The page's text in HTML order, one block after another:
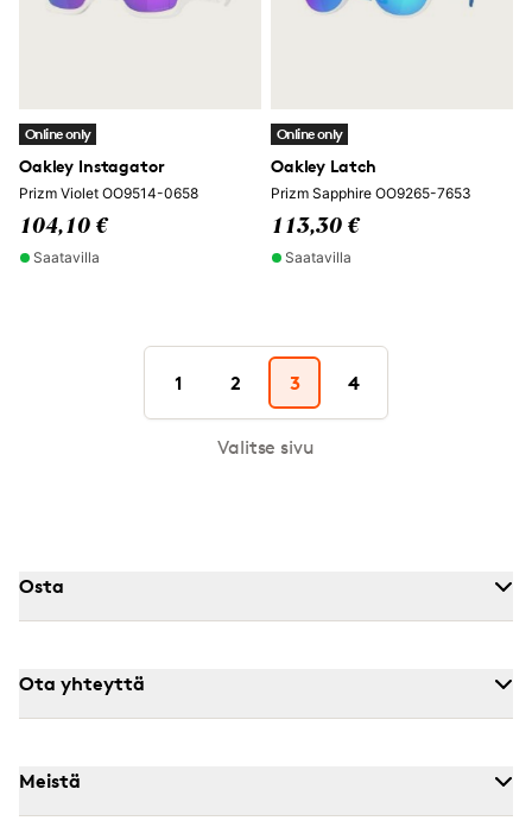
Online only
Oakley Instagator
Prizm Violet OO9514-0658
104,10 €
Saatavilla
Online only
Oakley Latch
Prizm Sapphire OO9265-7653
113,30 €
Saatavilla
1 2 3 4
Valitse sivu
Osta
Ota yhteyttä
Meistä